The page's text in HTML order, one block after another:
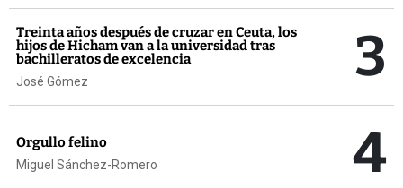
Treinta años después de cruzar en Ceuta, los
hijos de Hicham van a la universidad tras
bachilleratos de excelencia
José Gómez 3
Orgullo felino
Miguel Sánchez-Romero 4